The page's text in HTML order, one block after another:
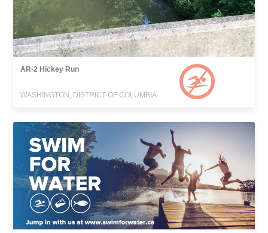
AR-2 Hickey Run
WASHINGTON, DISTRICT OF COLUMBIA